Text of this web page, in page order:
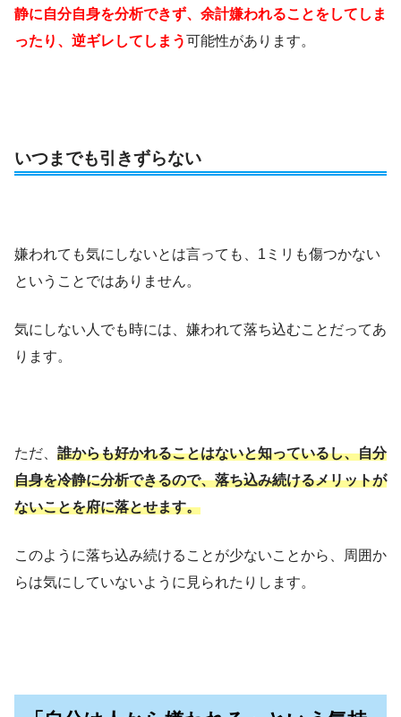
静に自分自身を分析できず、余計嫌われることをしてしま
ったり、逆ギレしてしまう可能性があります。
いつまでも引きずらない
嫌われても気にしないとは言っても、1ミリも傷つかない
ということではありません。
気にしない人でも時には、嫌われて落ち込むことだってあ
ります。
ただ、 誰からも好かれることはないと知っているし、自分
自身を冷静に分析できるので、落ち込み続けるメリットが
ないことを府に落とせます。
このように落ち込み続けることが少ないことから、周囲か
らは気にしていないように見られたりします。